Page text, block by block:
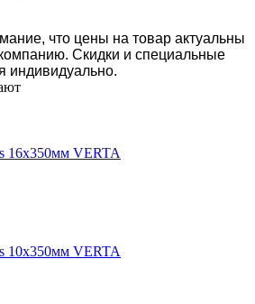
что цены на товар актуальны
Скидки и специальные
индивидуально.
16х350мм VERTA
10х350мм VERTA